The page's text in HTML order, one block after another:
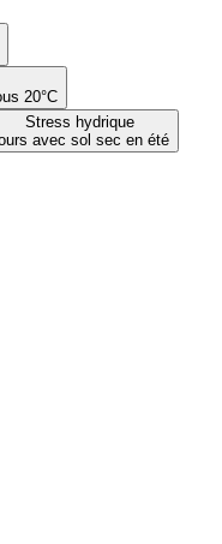
20°C
Stress hydrique
avec sol sec en été